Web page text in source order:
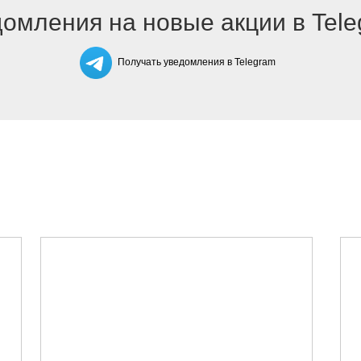
на новые акции в
Получать уведомления в Telegram